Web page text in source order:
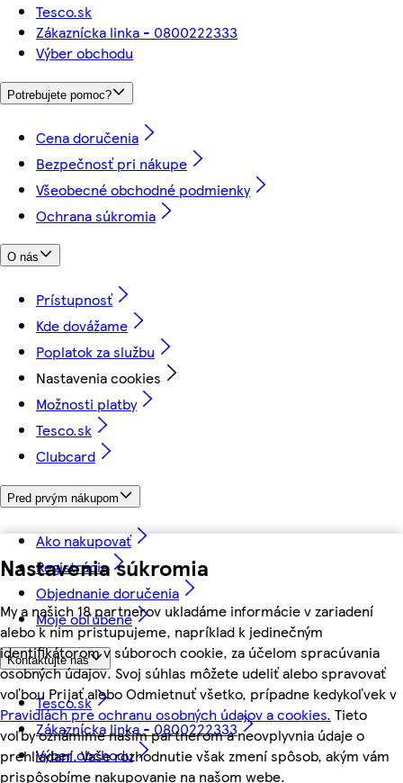
Nastavenia súkromia
My a našich 18 partnerov ukladáme informácie v zariadení
alebo k nim pristupujeme, napríklad k jedinečným
identifikátorom v súboroch cookie, za účelom spracúvania
osobných údajov. Svoj súhlas môžete udeliť alebo spravovať
voľbou Prijať alebo Odmietnuť všetko, prípadne kedykoľvek v
Pravidlách pre ochranu osobných údajov a cookies. Tieto
voľby oznámime našim partnerom a neovplyvnia údaje o
prehliadaní. Vaše rozhodnutie však zmení spôsob, akým vám
prispôsobíme nakupovanie na našom webe.
Tesco.sk
Zákaznícka linka - 0800222333
Výber obchodu
Potrebujete pomoc?
Cena doručenia
Bezpečnosť pri nákupe
Všeobecné obchodné podmienky
Ochrana súkromia
O nás
Prístupnosť
Kde dovážame
Poplatok za službu
Nastavenia cookies
Možnosti platby
Tesco.sk
Clubcard
Pred prvým nákupom
Ako nakupovať
Registrácia
Objednanie doručenia
Moje obľúbené
Kontaktujte nás
Tesco.sk
Zákaznícka linka - 0800222333
Výber obchodu